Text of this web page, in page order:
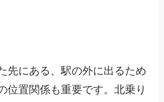
先にある、駅の外に出るため
位置関係も重要です。北乗り